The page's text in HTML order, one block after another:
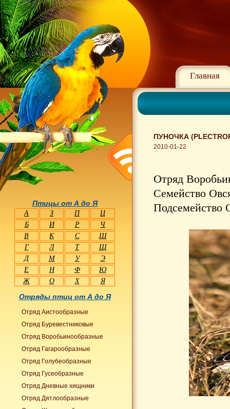
Главная
ПУНОЧКА
2010-01-22
Отряд
Семейство
Подсемейство
Птицы от А до Я
А З П
Ц
Б
И Р
Ч
В
К С
Ш
Г
Л Т
Щ
Д
М У
Э
Е
Н Ф
Ю
Ж
О Х Я
Отряды птиц от А до Я
Отряд Аистообразные
Отряд Буревестниковые
Отряд Воробьинообразные
Отряд Гагарообразные
Отряд Голубеобразные
Отряд Гусеобразные
Отряд Дневные хищники
Отряд Дятлообразные